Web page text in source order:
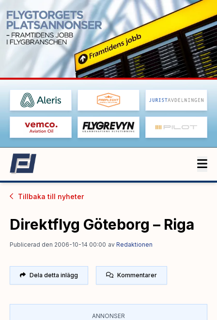
Tillbaka till nyheter
Direktflyg Göteborg – Riga
Publicerad den 2006-10-14 00:00 av Redaktionen
Dela detta inlägg Kommentarer
ANNONSER